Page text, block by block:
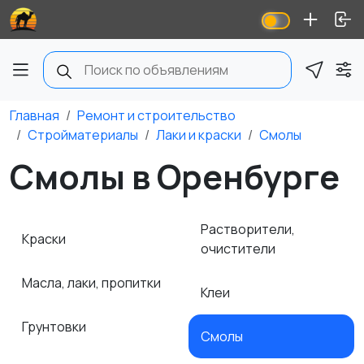
Главная
Ремонт и строительство
Стройматериалы
Лаки и краски Смолы
Смолы в Оренбурге
Краски
Масла, лаки, пропитки
Грунтовки
Растворители,
очистители
Клеи
Смолы